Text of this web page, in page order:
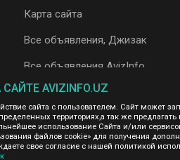
Карта сайта
Все объявления, Джизак
Все объявления AvizInfo
за содержание
Мы не передаем и не
ссылается AvizInfo.uz. На
Googleнажмите тут.
AVIZINFO.UZ
сайта с пользователем. Сайт может
территориях,а так же предлагать
использование Сайта и/или
файлов cookie» для получения
свое согласие с нашей политикой